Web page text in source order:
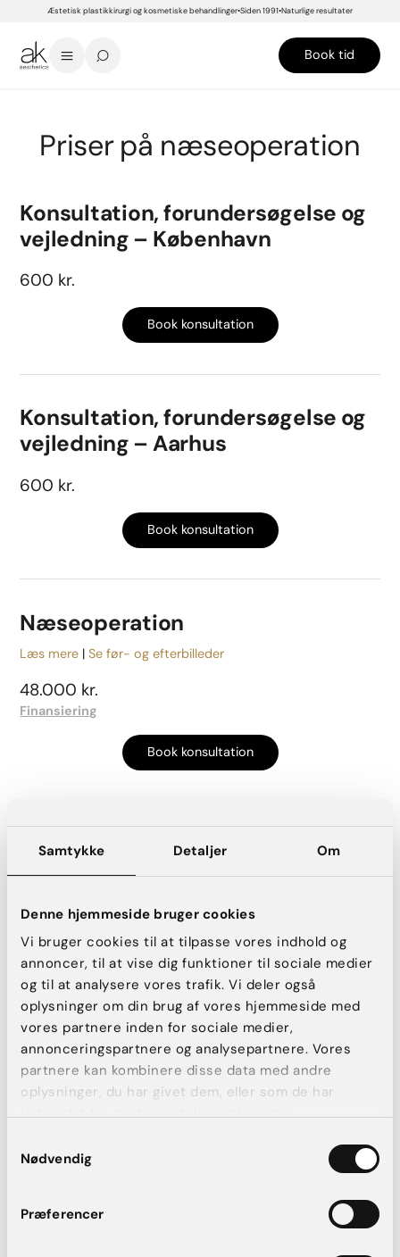
Samtykke Detaljer Om
Denne hjemmeside bruger cookies
Vi bruger cookies til at tilpasse vores indhold og
annoncer, til at vise dig funktioner til sociale medier
og til at analysere vores trafik. Vi deler også
oplysninger om din brug af vores hjemmeside med
vores partnere inden for sociale medier,
annonceringspartnere og analysepartnere. Vores
partnere kan kombinere disse data med andre
oplysninger, du har givet dem, eller som de har
indsamlet fra din brug af deres tjenester.
Nødvendig
Præferencer
Æstetisk plastikkirurgi og kosmetiske behandlinger Siden 1991 Naturlige resultater
Book tid
Priser på næseoperation
Konsultation, forundersøgelse og
vejledning – København
600 kr.
Book konsultation
Konsultation, forundersøgelse og
vejledning – Aarhus
600 kr.
Book konsultation
Næseoperation
Læs mere Se før- og efterbilleder
48.000 kr.
Finansiering
Book konsultation
Obligatorisk – Lovpligtig
patientforsikring
1.500 kr.
Tillæg – fuld bedøvelse
3.000 kr.
Tillæg – overnatning pr. nat